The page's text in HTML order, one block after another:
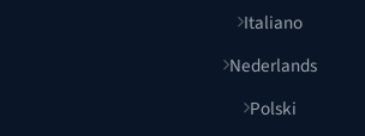
Italiano
Nederlands
Polski